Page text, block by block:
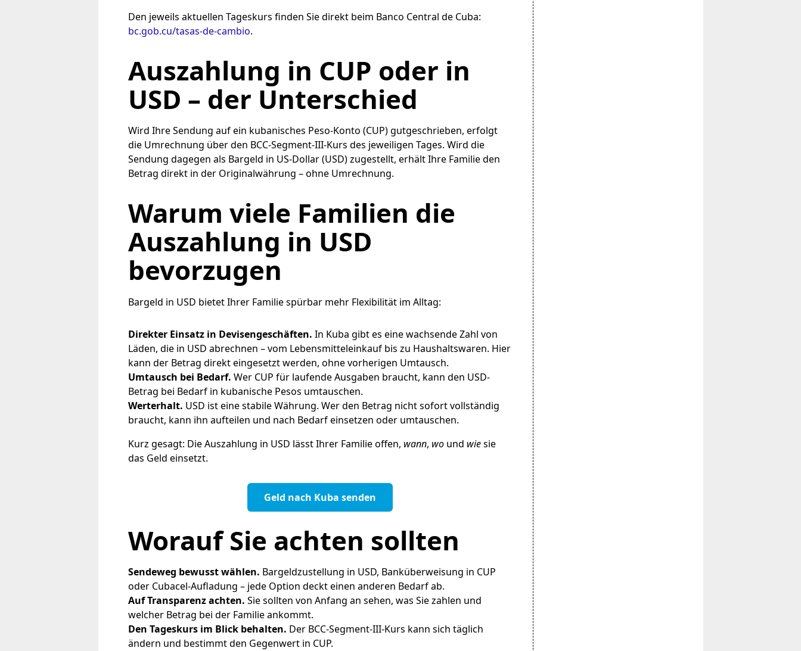
Den jeweils aktuellen Tageskurs finden Sie direkt beim Banco Central de Cuba:
bc.gob.cu/tasas-de-cambio.
Auszahlung in CUP oder in
USD – der Unterschied
Wird Ihre Sendung auf ein kubanisches Peso-Konto (CUP) gutgeschrieben, erfolgt
die Umrechnung über den BCC-Segment-III-Kurs des jeweiligen Tages. Wird die
Sendung dagegen als Bargeld in US-Dollar (USD) zugestellt, erhält Ihre Familie den
Betrag direkt in der Originalwährung – ohne Umrechnung.
Warum viele Familien die
Auszahlung in USD
bevorzugen
Bargeld in USD bietet Ihrer Familie spürbar mehr Flexibilität im Alltag:
Direkter Einsatz in Devisengeschäften. In Kuba gibt es eine wachsende Zahl von
Läden, die in USD abrechnen – vom Lebensmitteleinkauf bis zu Haushaltswaren. Hier
kann der Betrag direkt eingesetzt werden, ohne vorherigen Umtausch.
Umtausch bei Bedarf. Wer CUP für laufende Ausgaben braucht, kann den USD-
Betrag bei Bedarf in kubanische Pesos umtauschen.
Werterhalt. USD ist eine stabile Währung. Wer den Betrag nicht sofort vollständig
braucht, kann ihn aufteilen und nach Bedarf einsetzen oder umtauschen.
Kurz gesagt: Die Auszahlung in USD lässt Ihrer Familie offen, wann, wound wiesie
das Geld einsetzt.
Geld nach Kuba senden
Worauf Sie achten sollten
Sendeweg bewusst wählen. Bargeldzustellung in USD, Banküberweisung in CUP
oder Cubacel-Aufladung – jede Option deckt einen anderen Bedarf ab.
Auf Transparenz achten. Sie sollten von Anfang an sehen, was Sie zahlen und
welcher Betrag bei der Familie ankommt.
Den Tageskurs im Blick behalten. Der BCC-Segment-III-Kurs kann sich täglich
ändern und bestimmt den Gegenwert in CUP.